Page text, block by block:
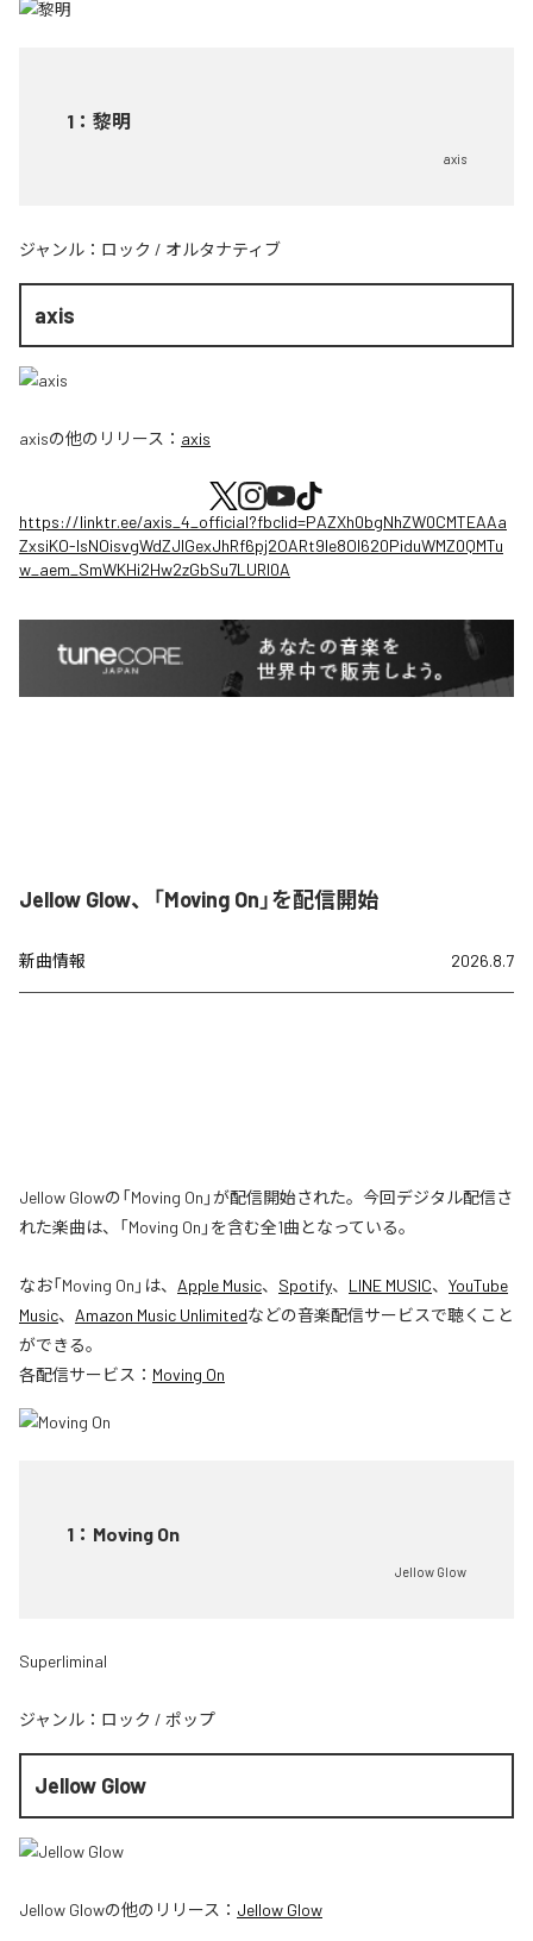
1 ： 黎明
axis
ジャンル： ロック / オルタナティブ
axis
axisの他のリリース： axis
https://linktr.ee/axis_4_official?fbclid=PAZXh0bgNhZW0CMTEAAa
ZxsiKO-IsNOisvgWdZJIGexJhRf6pj2OARt9le8OI620PiduWMZ0QMTu
w_aem_SmWKHi2Hw2zGbSu7LURI0A
Jellow Glow、「Moving On」を配信開始
新曲情報 2026.8.7
Jellow Glowの「Moving On」が配信開始された。今回デジタル配信さ
れた楽曲は、「Moving On」を含む全1曲となっている。
なお「Moving On 」は、 Apple Music、 Spotify、 LINE MUSIC、 YouTube
Music、 Amazon Music Unlimitedなどの音楽配信サービスで聴くこと
ができる。
各配信サービス： Moving On
1 ： Moving On
Jellow Glow
Superliminal
ジャンル： ロック / ポップ
Jellow Glow
Jellow Glowの他のリリース： Jellow Glow